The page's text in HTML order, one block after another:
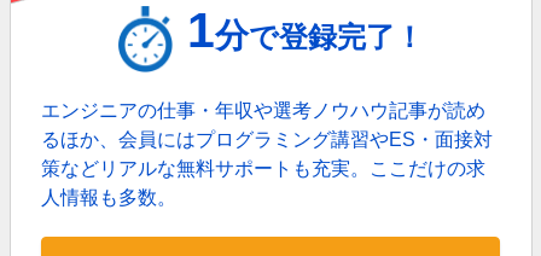
1分で登録完了！
エンジニアの仕事・年収や選考ノウハウ記事が読め
るほか、会員にはプログラミング講習やES・面接対
策などリアルな無料サポートも充実。 ここだけの求
人情報も多数。